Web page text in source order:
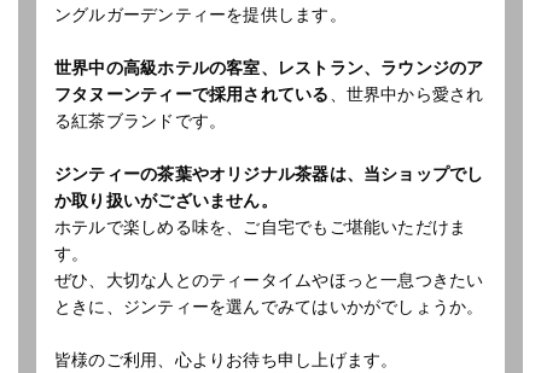
ングルガーデンティーを提供します。
世界中の高級ホテルの客室、レストラン、ラウンジのア
フタヌーンティーで採用されている 、世界中から愛され
る紅茶ブランドです。
ジンティーの茶葉やオリジナル茶器は、当ショップでし
か取り扱いがございません。
ホテルで楽しめる味を、ご自宅でもご堪能いただけま
す。
ぜひ、大切な人とのティータイムやほっと一息つきたい
ときに、ジンティーを選んでみてはいかがでしょうか。
皆様のご利用、心よりお待ち申し上げます。